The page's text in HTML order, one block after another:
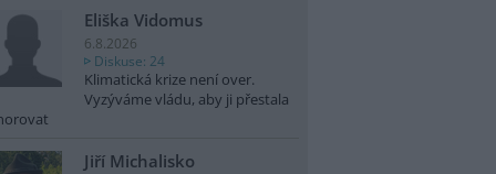
Eliška Vidomus
6.8.2026
Diskuse: 24
Klimatická krize není over.
Vyzýváme vládu, aby ji přestala
Jiří Michalisko